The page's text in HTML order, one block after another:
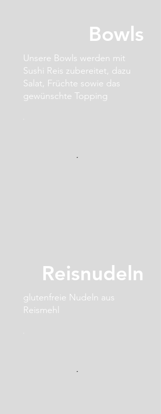
Bowls
Unsere Bowls werden mit
Sushi Reis zubereitet, dazu
Salat, Früchte sowie das
gewünschte Topping
Reisnudeln
glutenfreie Nudeln aus
Reismehl